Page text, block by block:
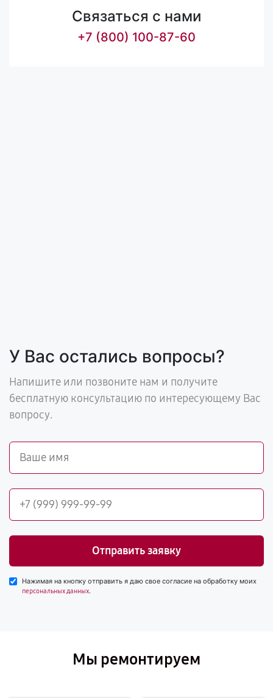
Связаться с нами
+7 (800) 100-87-60
У Вас остались вопросы?
Напишите или позвоните нам и получите
бесплатную консультацию по интересующему Вас
вопросу.
Отправить заявку
Нажимая на кнопку отправить я даю свое согласие на обработку моих
персональных данных.
Мы ремонтируем